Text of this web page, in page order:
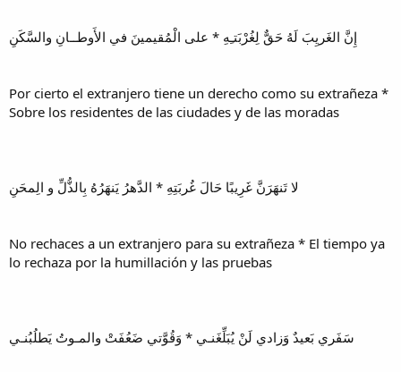
إِنَّ الغَريِبَ لَهُ حَقٌّ لِغُرْبَتـِهِ * على الْمُقيمينَ في الأَوطــانِ والسَّكَنِ
Por cierto el extranjero tiene un derecho como su extrañeza *
Sobre los residentes de las ciudades y de las moradas
لا تَنهَرَنَّ غَرِيبًا حَالَ غُربَتِهِ * الدَّهرُ يَنهَرُهُ بِالذُّلِّ و الِمحَنِ
No rechaces a un extranjero para su extrañeza * El tiempo ya
lo rechaza por la humillación y las pruebas
سَفَري بَعيدٌ وَزادي لَنْ يُبَلِّغَنـي * وَقُوَّتي ضَعُفَتْ والمـوتُ يَطلُبُنـي